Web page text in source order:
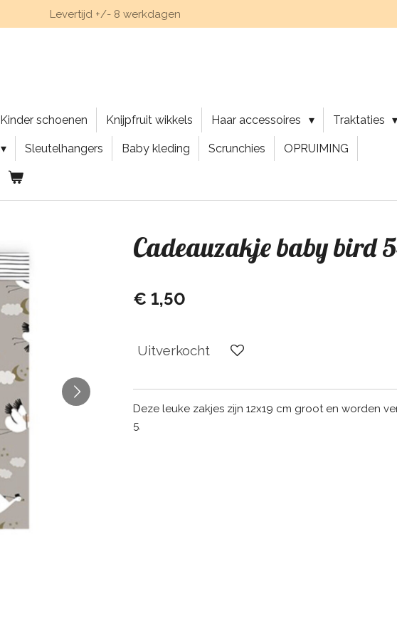
Levertijd +/- 8 werkdagen
Kinder schoenen Knijpfruit wikkels Haar accessoires Traktaties
Sleutelhangers Baby kleding Scrunchies OPRUIMING
Cadeauzakje baby bird
€ 1,50
Uitverkocht
Deze leuke zakjes zijn 12x19 cm groot en worden
5.